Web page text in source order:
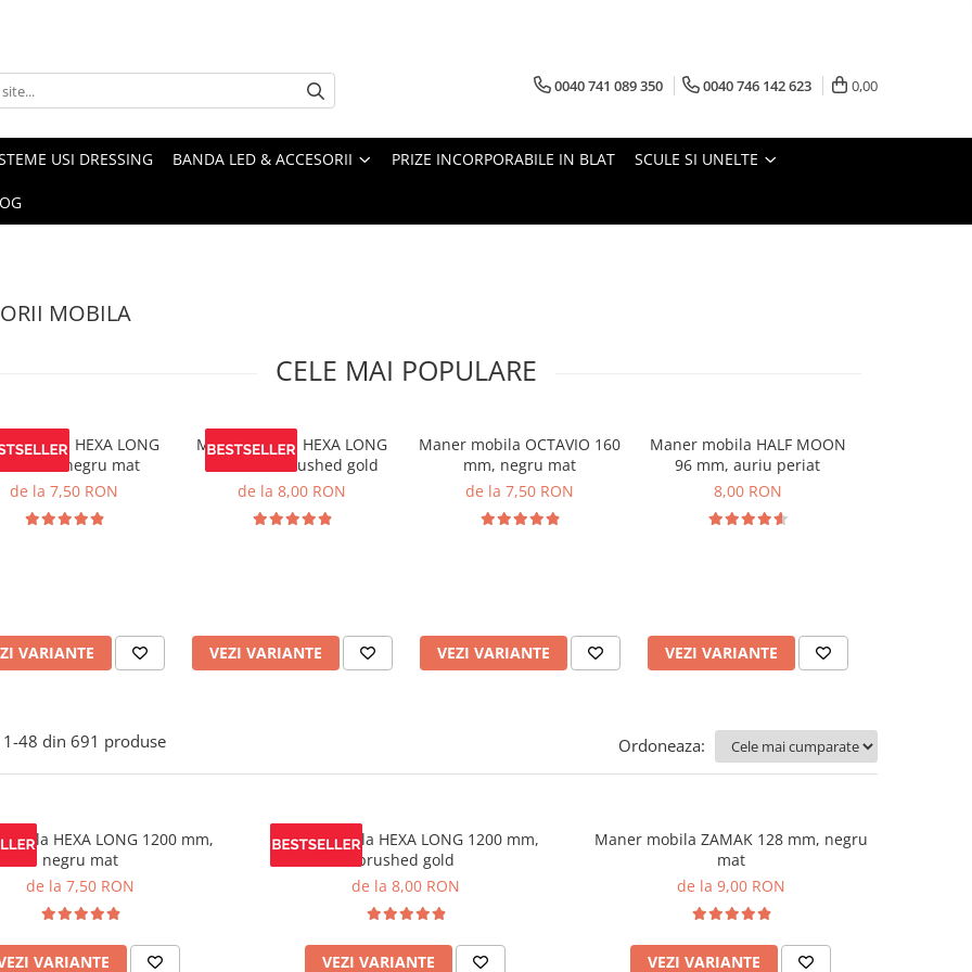
0040 741 089 350 0040 746 142 623 0,00
USI DRESSING BANDA LED & ACCESORII PRIZE INCORPORABILE IN BLAT SCULE SI UNELTE
MOBILA
CELE MAI POPULARE
mobila HEXA LONG
mm, negru mat
de la 7,50 RON
VARIANTE
Maner mobila HEXA LONG
1200 mm, brushed gold
de la 8,00 RON
VEZI VARIANTE
Maner mobila OCTAVIO 160
mm, negru mat
de la 7,50 RON
VEZI VARIANTE
Maner mobila HALF MOON
96 mm, auriu periat
8,00 RON
VEZI VARIANTE
1-48 din 691 produse Ordoneaza:
HEXA LONG 1200 mm,
negru mat
de la 7,50 RON
VARIANTE
Maner mobila HEXA LONG 1200 mm,
brushed gold
de la 8,00 RON
VEZI VARIANTE
Maner mobila ZAMAK 128 mm, negru
mat
de la 9,00 RON
VEZI VARIANTE